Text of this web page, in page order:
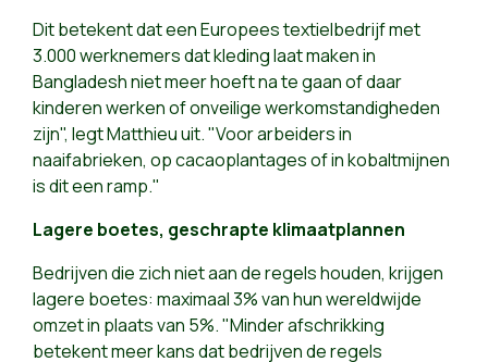
Dit betekent dat een Europees textielbedrijf met
3.000 werknemers dat kleding laat maken in
Bangladesh niet meer hoeft na te gaan of daar
kinderen werken of onveilige werkomstandigheden
zijn", legt Matthieu uit. "Voor arbeiders in
naaifabrieken, op cacaoplantages of in kobaltmijnen
is dit een ramp."
Lagere boetes, geschrapte klimaatplannen
Bedrijven die zich niet aan de regels houden, krijgen
lagere boetes: maximaal 3% van hun wereldwijde
omzet in plaats van 5%. "Minder afschrikking
betekent meer kans dat bedrijven de regels